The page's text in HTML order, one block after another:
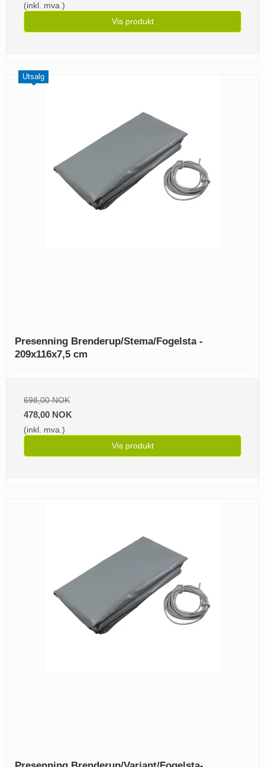
(inkl. mva.)
Vis produkt
Utsalg
Presenning Brenderup/Stema/Fogelsta -
209x116x7,5 cm
698,00 NOK
478,00 NOK
(inkl. mva.)
Vis produkt